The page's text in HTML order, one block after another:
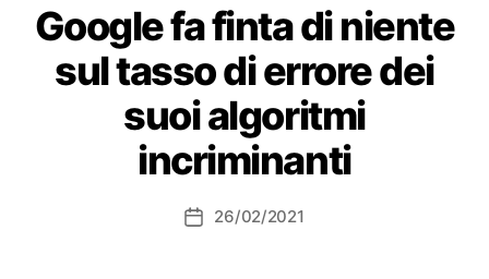
Google fa finta di niente
sul tasso di errore dei
suoi algoritmi
incriminanti
Data26/02/2021